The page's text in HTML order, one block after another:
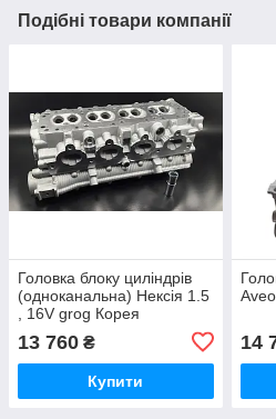
Подібні товари компанії
Головка блоку циліндрів
(одноканальна) Нексія 1.5
, 16V grog Корея
13 760 ₴
Купити
14